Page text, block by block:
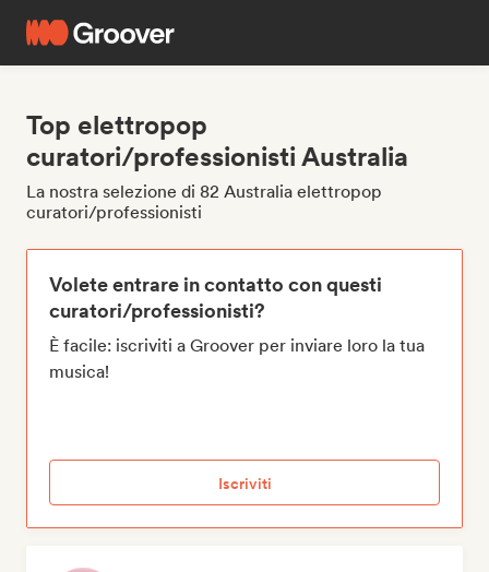
Top elettropop
curatori/professionisti Australia
La nostra selezione di 82 Australia elettropop
curatori/professionisti
Volete entrare in contatto con questi
curatori/professionisti?
È facile: iscriviti a Groover per inviare loro la tua
musica!
Iscriviti